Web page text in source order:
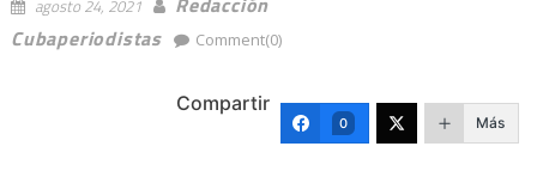
agosto 24, 2021
Cubaperiodistas
Comment(0)
Compartir
0 Más